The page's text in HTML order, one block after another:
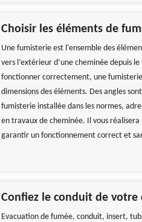
Choisir les éléments de
Une fumisterie est l’ensemble des
vers l’extérieur d’une cheminée depuis
fonctionner correctement, une
dimensions des éléments. Des angles
fumisterie installée dans les normes,
en travaux de cheminée. Il vous
garantir un fonctionnement correct et
Confiez le conduit de votre
Evacuation de fumée, conduit, insert,